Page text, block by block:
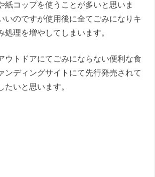
紙コップを使うことが多いと思いま
いのですが使用後に全てごみになりキ
処理を増やしてしまいます。
ウトドアにてごみにならない便利な食
ンディングサイトにて先行発売されて
たいと思います。